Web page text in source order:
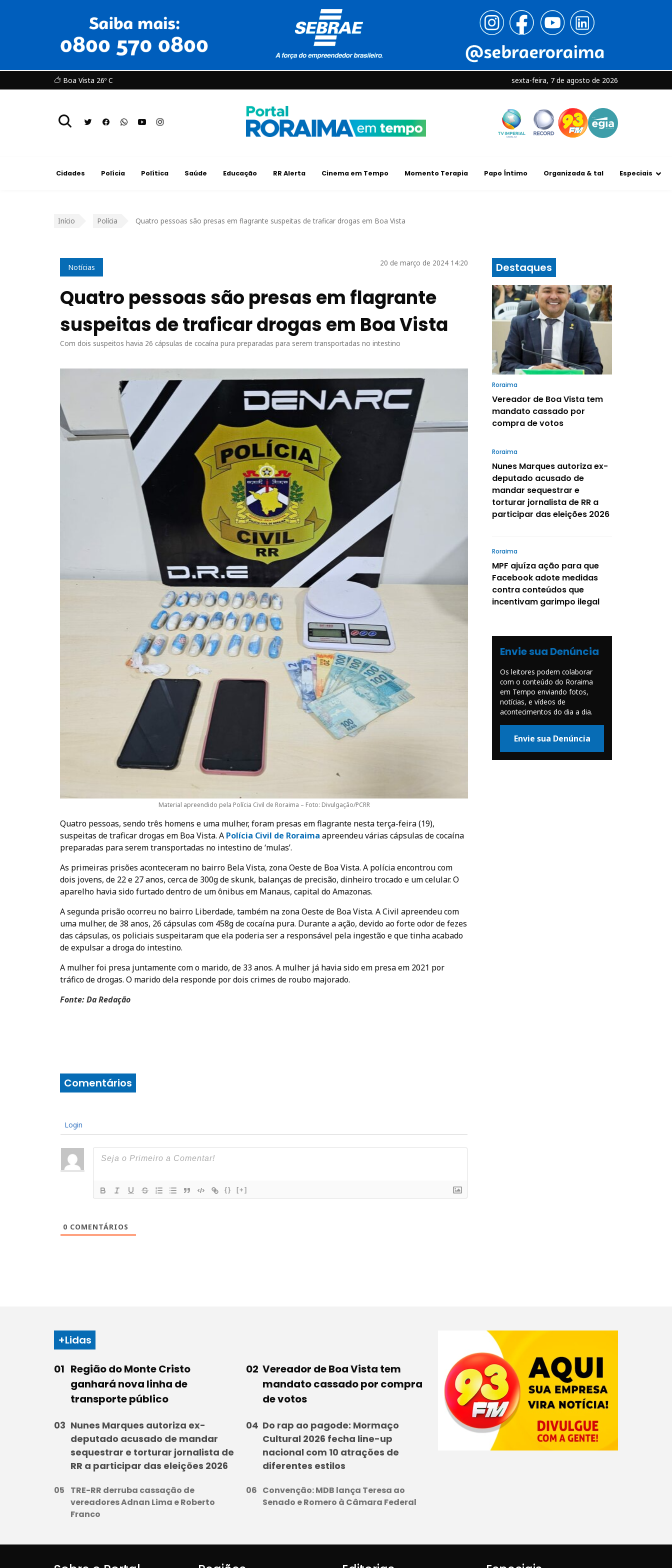
Boa Vista 26º C sexta-feira, 7 de agosto de 2026
Cidades Polícia Política Saúde Educação RR Alerta Cinema em Tempo Momento Terapia Papo Íntimo Organizada & tal Especiais
Início Polícia Quatro pessoas são presas em flagrante suspeitas de traficar drogas em Boa Vista
Notícias 20 de março de 2024 14:20
Quatro pessoas são presas em flagrante
suspeitas de traficar drogas em Boa Vista
Com dois suspeitos havia 26 cápsulas de cocaína pura preparadas para serem transportadas no intestino
Material apreendido pela Polícia Civil de Roraima – Foto: Divulgação/PCRR
Quatro pessoas, sendo três homens e uma mulher, foram presas em flagrante nesta terça-feira (19),
suspeitas de traficar drogas em Boa Vista. A Polícia Civil de Roraima apreendeu várias cápsulas de cocaína
preparadas para serem transportadas no intestino de ‘mulas’.
As primeiras prisões aconteceram no bairro Bela Vista, zona Oeste de Boa Vista. A polícia encontrou com
dois jovens, de 22 e 27 anos, cerca de 300g de skunk, balanças de precisão, dinheiro trocado e um celular. O
aparelho havia sido furtado dentro de um ônibus em Manaus, capital do Amazonas.
A segunda prisão ocorreu no bairro Liberdade, também na zona Oeste de Boa Vista. A Civil apreendeu com
uma mulher, de 38 anos, 26 cápsulas com 458g de cocaína pura. Durante a ação, devido ao forte odor de fezes
das cápsulas, os policiais suspeitaram que ela poderia ser a responsável pela ingestão e que tinha acabado
de expulsar a droga do intestino.
A mulher foi presa juntamente com o marido, de 33 anos. A mulher já havia sido em presa em 2021 por
tráfico de drogas. O marido dela responde por dois crimes de roubo majorado.
Fonte: Da Redação
Comentários
Login
{} [+]
0 COMENTÁRIOS
Destaques
Roraima
Vereador de Boa Vista tem
mandato cassado por
compra de votos
Roraima
Nunes Marques autoriza ex-
deputado acusado de
mandar sequestrar e
torturar jornalista de RR a
participar das eleições 2026
Roraima
MPF ajuíza ação para que
Facebook adote medidas
contra conteúdos que
incentivam garimpo ilegal
Envie sua Denúncia
Os leitores podem colaborar
com o conteúdo do Roraima
em Tempo enviando fotos,
notícias, e vídeos de
acontecimentos do dia a dia.
Envie sua Denúncia
+Lidas
Região do Monte Cristo
ganhará nova linha de
transporte público
Vereador de Boa Vista tem
mandato cassado por compra
de votos
Nunes Marques autoriza ex-
deputado acusado de mandar
sequestrar e torturar jornalista de
RR a participar das eleições 2026
Do rap ao pagode: Mormaço
Cultural 2026 fecha line-up
nacional com 10 atrações de
diferentes estilos
TRE-RR derruba cassação de
vereadores Adnan Lima e Roberto
Franco
Convenção: MDB lança Teresa ao
Senado e Romero à Câmara Federal